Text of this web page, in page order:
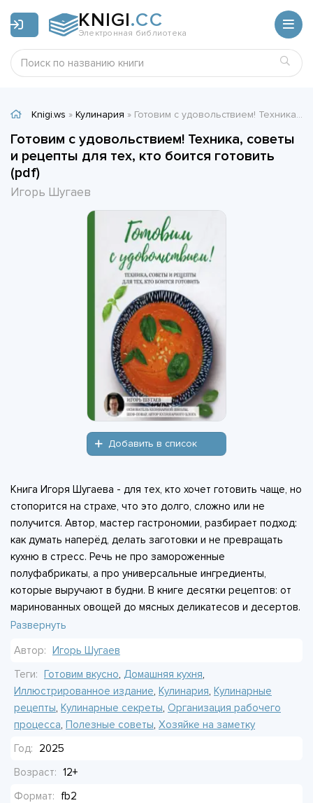
KNIGI.CC
Электронная библиотека
Knigi.ws » Кулинария » Готовим с удовольствием! Техника, советы и рецепты для тех, кто боится готовить (pdf) - Игорь Шугаев
Готовим с удовольствием! Техника, советы
и рецепты для тех, кто боится готовить
(pdf)
Игорь Шугаев
Добавить в список
Книга Игоря Шугаева - для тех, кто хочет готовить чаще, но
стопорится на страхе, что это долго, сложно или не
получится. Автор, мастер гастрономии, разбирает подход:
как думать наперёд, делать заготовки и не превращать
кухню в стресс. Речь не про замороженные
полуфабрикаты, а про универсальные ингредиенты,
которые выручают в будни. В книге десятки рецептов: от
маринованных овощей до мясных деликатесов и десертов.
Плюс техники хранения, чтобы вкус и свежесть не
жизни. Никакой магии, только организация и простые шаги.
Книга пригодится, когда хочется готовить с
удовольствием, а не с чувством, что весь вечер ушёл на
плиту.
Развернуть
Автор: Игорь Шугаев
Теги: Готовим вкусно, Домашняя кухня,
Иллюстрированное издание, Кулинария, Кулинарные
рецепты, Кулинарные секреты, Организация рабочего
процесса, Полезные советы, Хозяйке на заметку
Год:
2025
Возраст: 12+
Формат:
fb2